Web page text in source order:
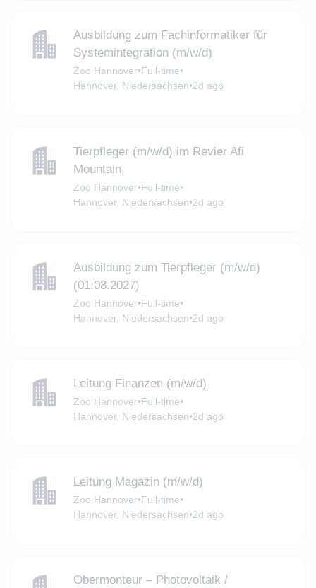
Ausbildung zum Fachinformatiker für
Systemintegration (m/w/d)
Zoo Hannover•Full-time•
Hannover, Niedersachsen•2d ago
Tierpfleger (m/w/d) im Revier Afi
Mountain
Zoo Hannover•Full-time•
Hannover, Niedersachsen•2d ago
Ausbildung zum Tierpfleger (m/w/d)
(01.08.2027)
Zoo Hannover•Full-time•
Hannover, Niedersachsen•2d ago
Leitung Finanzen (m/w/d)
Zoo Hannover•Full-time•
Hannover, Niedersachsen•2d ago
Leitung Magazin (m/w/d)
Zoo Hannover•Full-time•
Hannover, Niedersachsen•2d ago
Obermonteur – Photovoltaik /